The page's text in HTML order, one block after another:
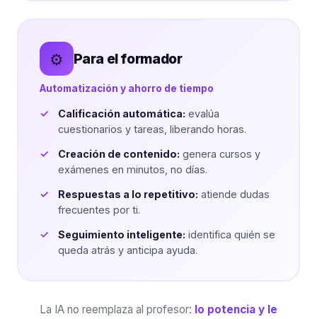
⚙️ Para el formador
Automatización y ahorro de tiempo
Calificación automática: evalúa
cuestionarios y tareas, liberando horas.
Creación de contenido: genera cursos y
exámenes en minutos, no días.
Respuestas a lo repetitivo: atiende dudas
frecuentes por ti.
Seguimiento inteligente: identifica quién se
queda atrás y anticipa ayuda.
La IA no reemplaza al profesor: lo potencia y le